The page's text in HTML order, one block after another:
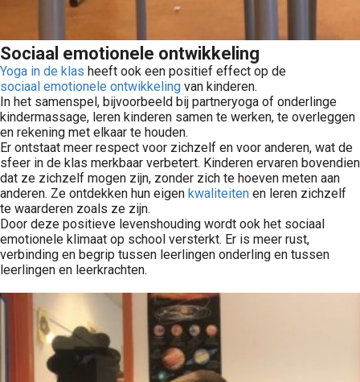
Sociaal emotionele ontwikkeling
Yoga in de klas heeft ook een positief effect op de
sociaal emotionele ontwikkeling van kinderen.
In het samenspel, bijvoorbeeld bij partneryoga of onderlinge
kindermassage, leren kinderen samen te werken, te overleggen
en rekening met elkaar te houden.
Er ontstaat meer respect voor zichzelf en voor anderen, wat de
sfeer in de klas merkbaar verbetert. Kinderen ervaren bovendien
dat ze zichzelf mogen zijn, zonder zich te hoeven meten aan
anderen. Ze ontdekken hun eigen kwaliteiten en leren zichzelf
te waarderen zoals ze zijn.
Door deze positieve levenshouding wordt ook het sociaal
emotionele klimaat op school versterkt. Er is meer rust,
verbinding en begrip tussen leerlingen onderling en tussen
leerlingen en leerkrachten.